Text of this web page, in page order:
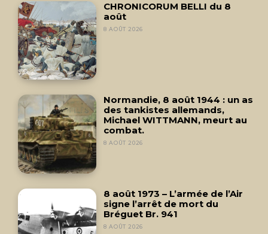
CHRONICORUM BELLI du 8
août
8 AOÛT 2026
Normandie, 8 août 1944 : un as
des tankistes allemands,
Michael WITTMANN, meurt au
combat.
8 AOÛT 2026
8 août 1973 – L’armée de l’Air
signe l’arrêt de mort du
Bréguet Br. 941
8 AOÛT 2026